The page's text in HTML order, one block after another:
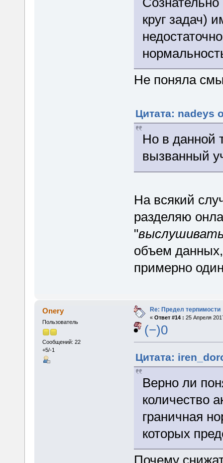
круг задач)
Не поняла
Цитата: nadeys
Но в данной
вызванный
На всякий
разделяю
"
объем
примерно
Onery
Пользователь
Сообщений: 22
+5/-1
Re: Предел терпимости
« Ответ #14 : 25 Апреля
(−)0
Цитата:
Верно ли
количество
граничная
которых